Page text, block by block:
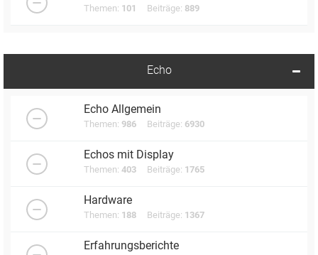
Themen: 101 Beiträge: 889
Echo
Echo Allgemein
Themen: 986 Beiträge: 6930
Echos mit Display
Themen: 403 Beiträge: 1765
Hardware
Themen: 188 Beiträge: 1367
Erfahrungsberichte